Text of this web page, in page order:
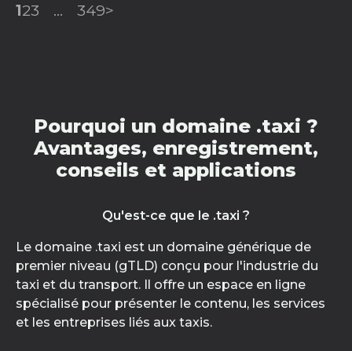
123 ... 349>
Pourquoi un domaine .taxi ?
Avantages, enregistrement,
conseils et applications
Qu'est-ce que le .taxi ?
Le domaine .taxi est un domaine générique de
premier niveau (gTLD) conçu pour l'industrie du
taxi et du transport. Il offre un espace en ligne
spécialisé pour présenter le contenu, les services
et les entreprises liés aux taxis.